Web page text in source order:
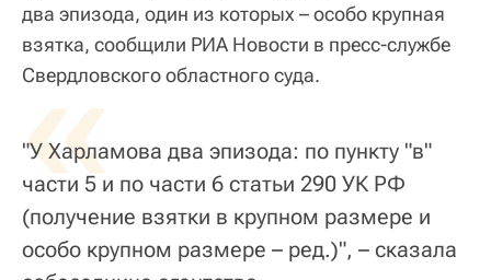
два эпизода, один из которых – особо крупная
взятка, сообщили РИА Новости в пресс-службе
Свердловского областного суда.
«
"У Харламова два эпизода: по пункту "в"
части 5 и по части 6 статьи 290 УК РФ
(получение взятки в крупном размере и
особо крупном размере – ред.)", – сказала